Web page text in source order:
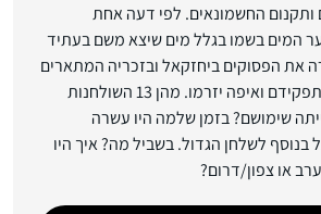
ותקנום החשמונאים. לפי דעה אחת
המים בשמו בגלל מים שיצא משם בעתיד
את הפסוקים ביחזקאל ובזכריה המתארים
את המים האלו ומה תפקידם ואיפה יזרמו. מהן 13 השולחנות
שימושם? בזמן שלמה היו עשרה
בנוסף לשלחן הגדול. בשביל מה? איך היו
או צפון/דרום?